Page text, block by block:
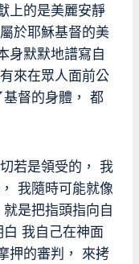
上的是美麗安靜
於耶穌基督的美
身默默地譜寫自
來在眾人面前公
督的身體， 都
若是領受的， 我
我隨時可能就像
是把指頭指向自
我自己在神面
押的審判， 來拷